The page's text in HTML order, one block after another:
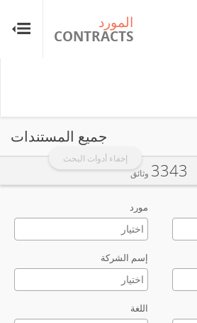
المورد
CONTRACTS
إخفاء أدوات البحث
جميع المستندات
مورد
إسم الشركة
اللغة
3343 وثائق